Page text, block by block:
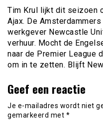
Tim Krul lijkt dit seizoen
Ajax. De
werkgever Newcastle
verhuur. Mocht de
naar de Premier League
om in te zetten. Blijft
Geef een reactie
Je e-mailadres wordt niet
gemarkeerd met *